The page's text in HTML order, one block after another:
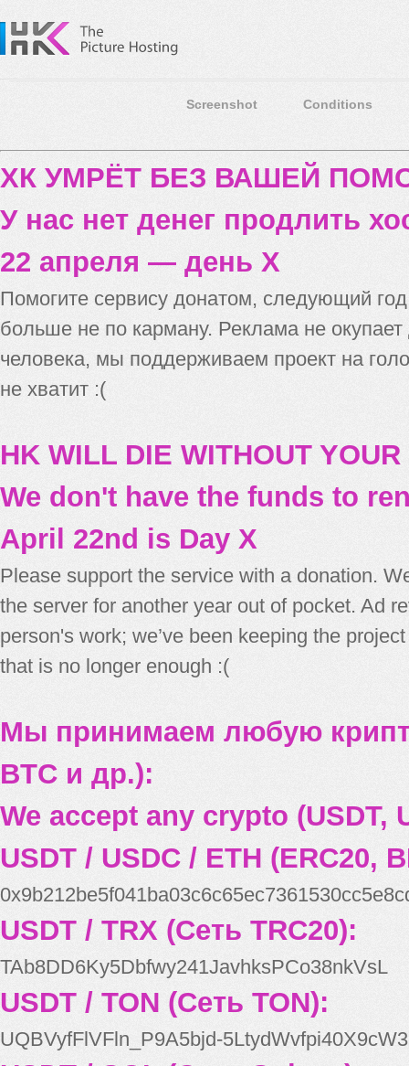
Screenshot Conditions
ХК УМРЁТ БЕЗ ВАШЕЙ
У нас нет денег продлить
22 апреля — день X
Помогите сервису донатом, следующий
больше не по карману. Реклама не
человека, мы поддерживаем проект на
не хватит :(
HK WILL DIE WITHOUT
We don't have the funds to
April 22nd is Day X
Please support the service with a donation.
the server for another year out of pocket. Ad
person's work; we’ve been keeping the
that is no longer enough :(
Мы принимаем любую
BTC и др.):
We accept any crypto (USDT,
USDT / USDC / ETH (ERC20,
USDT / TRX (Сеть TRC20):
TAb8DD6Ky5Dbfwy241JavhksPCo38nkVsL
USDT / TON (Сеть TON):
UQBVyfFlVFln_P9A5bjd-